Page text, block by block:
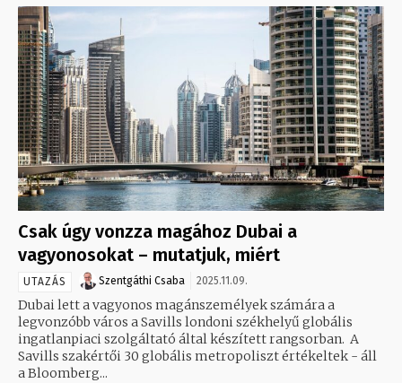
Csak úgy vonzza magához Dubai a
vagyonosokat – mutatjuk, miért
UTAZÁS Szentgáthi Csaba 2025.11.09.
Dubai lett a vagyonos magánszemélyek számára a
legvonzóbb város a Savills londoni székhelyű globális
ingatlanpiaci szolgáltató által készített rangsorban. A
Savills szakértői 30 globális metropoliszt értékeltek - áll
a Bloomberg...